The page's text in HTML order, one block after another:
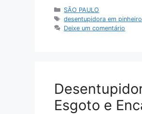
Categorias
SÃO PAULO
Tags
desentupidora em
Deixe um comentário
Esgoto e